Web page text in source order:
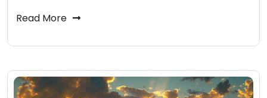
Read More